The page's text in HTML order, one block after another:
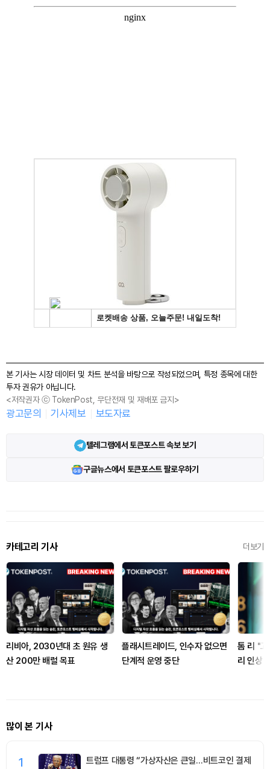
본 기사는 시장 데이터 및 차트 분석을 바탕으로 작성되었으며, 특정 종목에 대한
투자 권유가 아닙니다.
<저작권자 ⓒ TokenPost, 무단전재 및 재배포 금지>
광고문의 기사제보 보도자료
텔레그램에서 토큰포스트 속보 보기
구글뉴스에서 토큰포스트 팔로우하기
카테고리 기사 더보기
리비아, 2030년대 초 원유 생
산 200만 배럴 목표
플래시트레이드, 인수자 없으면
단계적 운영 중단
톰 리 "
리 인상
많이 본 기사
1 트럼프 대통령 “가상자산은 큰일…비트코인 결제